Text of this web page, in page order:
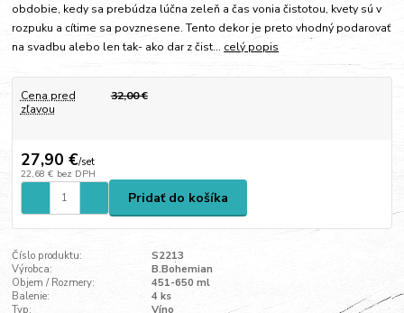
obdobie, kedy sa prebúdza lúčna zeleň a čas vonia čistotou, kvety sú v
rozpuku a cítime sa povznesene. Tento dekor je preto vhodný podarovať
na svadbu alebo len tak- ako dar z čist... celý popis
Cena pred
zľavou
32,00 €
27,90 €/set
22,68 € bez DPH
Pridať do košíka
Číslo produktu:
S2213
Výrobca:
B.Bohemian
Objem / Rozmery:
451-650 ml
Balenie:
4 ks
Typ:
Víno